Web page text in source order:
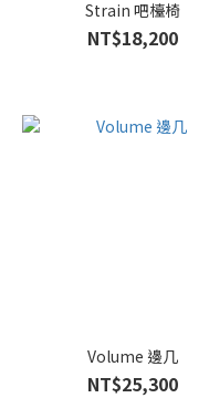
Strain 吧檯椅
NT$18,200
Volume 邊几
NT$25,300